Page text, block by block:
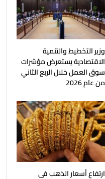
وزير التخطيط والتنمية
الاقتصادية يستعرض مؤشرات
سوق العمل خلال الربع الثاني
من عام 2026
ارتفاع أسعار الذهب فى